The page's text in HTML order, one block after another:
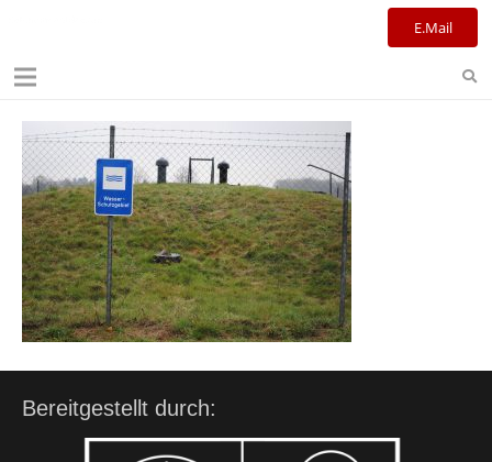
E.Mail
Bereitgestellt durch: